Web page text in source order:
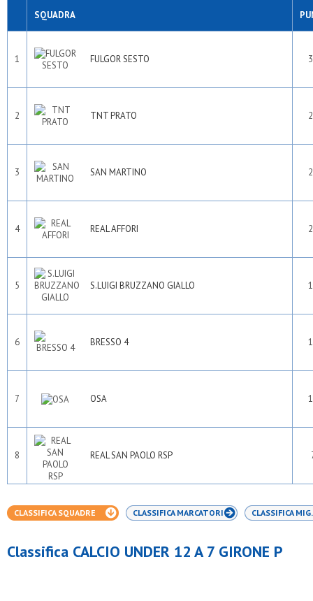
SQUADRA
1 FULGOR SESTO
2 TNT PRATO
3 SAN MARTINO
4 REAL AFFORI
5 S.LUIGI BRUZZANO GIALLO
6 BRESSO 4
7 OSA
8 REAL SAN PAOLO RSP
CLASSIFICA SQUADRE CLASSIFICA MARCATORI CLASSIFICA
Classifica CALCIO UNDER 12 A 7 GIRONE P